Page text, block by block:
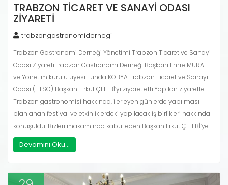
TRABZON TICARET VE SANAYI ODASI
ZIYARETI
trabzongastronomidernegi
Trabzon Gastronomi Derneği Yönetimi Trabzon Ticaret ve Sanayi
Odası ZiyaretiTrabzon Gastronomi Derneği Başkanı Emre MURAT
ve Yönetim kurulu üyesi Funda KOBYA Trabzon Ticaret ve Sanayi
Odası (TTSO) Başkanı Erkut ÇELEBİ’yi ziyaret etti.Yapılan ziyarette
Trabzon gastronomisi hakkında, ilerleyen günlerde yapılması
planlanan festival ve etkinliklerdeki yapılacak iş birlikleri hakkında
konuşuldu. Bizleri makamında kabul eden Başkan Erkut ÇELEBİ’ye…
Devamını Oku...